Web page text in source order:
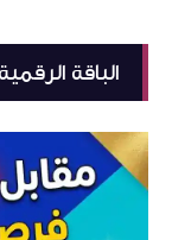
الباقة